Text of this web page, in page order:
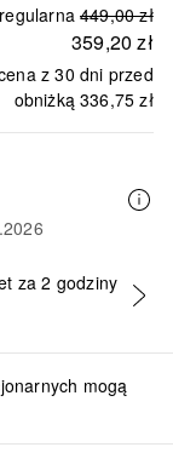
449,00 zł
359,20 zł
z 30 dni przed
obniżką 336,75 zł
za 2 godziny
mogą